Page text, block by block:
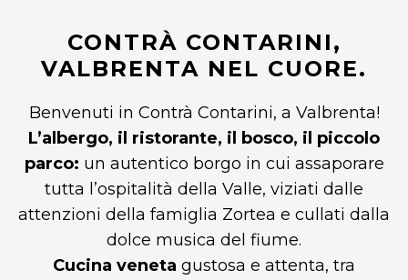
CONTRÀ CONTARINI,
VALBRENTA NEL CUORE.
Benvenuti in Contrà Contarini, a Valbrenta!
L’albergo, il ristorante, il bosco, il piccolo
parco: un autentico borgo in cui assaporare
tutta l’ospitalità della Valle, viziati dalle
attenzioni della famiglia Zortea e cullati dalla
dolce musica del fiume.
Cucina veneta gustosa e attenta, tra